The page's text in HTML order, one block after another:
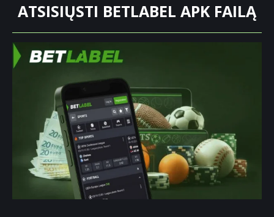
ATSISIŲSTI BETLABEL APK FAILĄ